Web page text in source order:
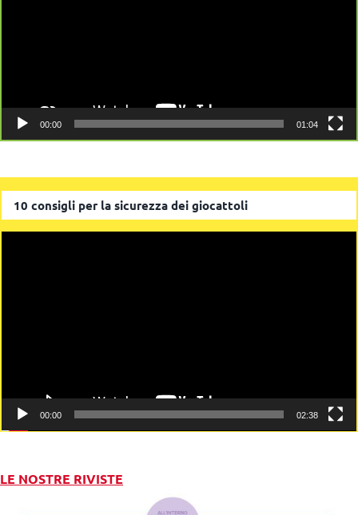
00:00 01:04
10 consigli per la sicurezza dei giocattoli
00:00 02:38
LE NOSTRE RIVISTE